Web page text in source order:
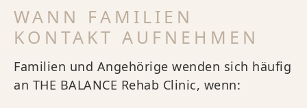
WANN FAMILIEN
KONTAKT AUFNEHMEN
Familien und Angehörige wenden sich häufig
an THE BALANCE Rehab Clinic, wenn: